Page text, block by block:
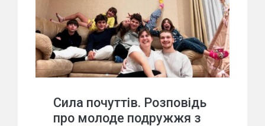
Сила почуттів. Розповідь
про молоде подружжя з